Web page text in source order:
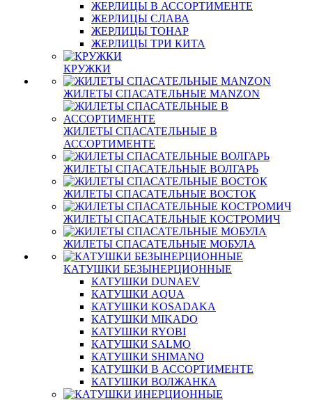
ЖЕРЛИЦЫ В АССОРТИМЕНТЕ
ЖЕРЛИЦЫ СЛАВА
ЖЕРЛИЦЫ ТОНАР
ЖЕРЛИЦЫ ТРИ КИТА
КРУЖКИ
ЖИЛЕТЫ СПАСАТЕЛЬНЫЕ MANZON
ЖИЛЕТЫ СПАСАТЕЛЬНЫЕ В
АССОРТИМЕНТЕ
ЖИЛЕТЫ СПАСАТЕЛЬНЫЕ ВОЛГАРЬ
ЖИЛЕТЫ СПАСАТЕЛЬНЫЕ ВОСТОК
ЖИЛЕТЫ СПАСАТЕЛЬНЫЕ КОСТРОМИЧ
ЖИЛЕТЫ СПАСАТЕЛЬНЫЕ МОБУЛА
КАТУШКИ БЕЗЫНЕРЦИОННЫЕ
КАТУШКИ DUNAEV
КАТУШКИ AQUA
КАТУШКИ KOSADAKA
КАТУШКИ MIKADO
КАТУШКИ RYOBI
КАТУШКИ SALMO
КАТУШКИ SHIMANO
КАТУШКИ В АССОРТИМЕНТЕ
КАТУШКИ ВОЛЖАНКА